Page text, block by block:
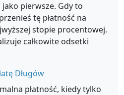
pierwsze. Gdy to
tę płatność na
stopie procentowej.
całkowite odsetki
Długów
płatność, kiedy tylko